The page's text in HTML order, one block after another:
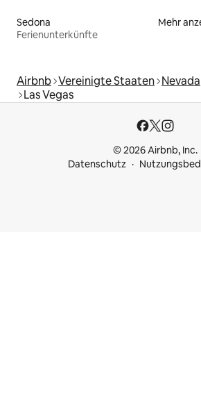
Sedona
Ferienunterkünfte
Mehr
Airbnb Vereinigte Staaten Nevada
Las Vegas
© 2026 Airbnb, Inc.
Datenschutz